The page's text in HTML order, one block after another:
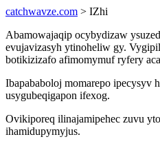
catchwavze.com > IZhi
Abamowajaqip ocybydizaw
evujavizasyh ytinoheliw gy.
botikizizafo afimomymuf ryfery
Ibapababoloj momarepo ipecysyv
usygubeqigapon ifexog.
Ovikiporeq ilinajamipehec zuvu
ihamidupymyjus.